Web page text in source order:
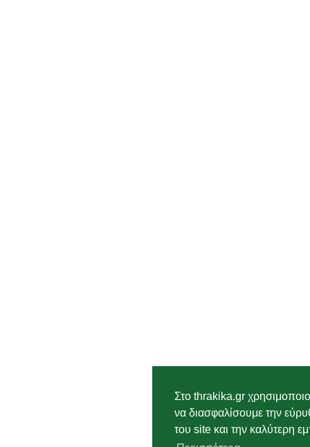
Στο thrakika.gr
να διασφαλίσουμε την
του site και την καλύτερη